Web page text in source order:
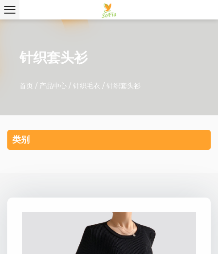
针织套头衫
首页 / 产品中心 /针织毛衣 /针织套头衫
类别